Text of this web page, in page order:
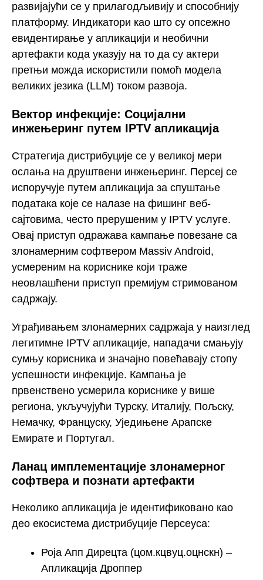
развијајући се у прилагодљивију и способнију
платформу. Индикатори као што су опсежно
евидентирање у апликацији и необични
артефакти кода указују на то да су актери
претњи можда искористили помоћ модела
великих језика (LLM) током развоја.
Вектор инфекције: Социјални
инжењеринг путем IPTV апликација
Стратегија дистрибуције се у великој мери
ослања на друштвени инжењеринг. Персеј се
испоручује путем апликација за спуштање
података које се налазе на фишинг веб-
сајтовима, често прерушеним у IPTV услуге.
Овај приступ одражава кампање повезане са
злонамерним софтвером Massiv Android,
усмереним на кориснике који траже
неовлашћени приступ премијум стримованом
садржају.
Уграђивањем злонамерних садржаја у наизглед
легитимне IPTV апликације, нападачи смањују
сумњу корисника и значајно повећавају стопу
успешности инфекције. Кампања је
првенствено усмерила кориснике у више
региона, укључујући Турску, Италију, Пољску,
Немачку, Француску, Уједињене Арапске
Емирате и Португал.
Ланац имплементације злонамерног
софтвера и познати артефакти
Неколико апликација је идентификовано као
део екосистема дистрибуције Персеуса:
Роја Апп Дирецта (цом.кцвуц.оцнскн) –
Апликација Дроппер